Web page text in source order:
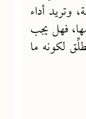
وتريد أداء
فهل يجب
لكونه ما